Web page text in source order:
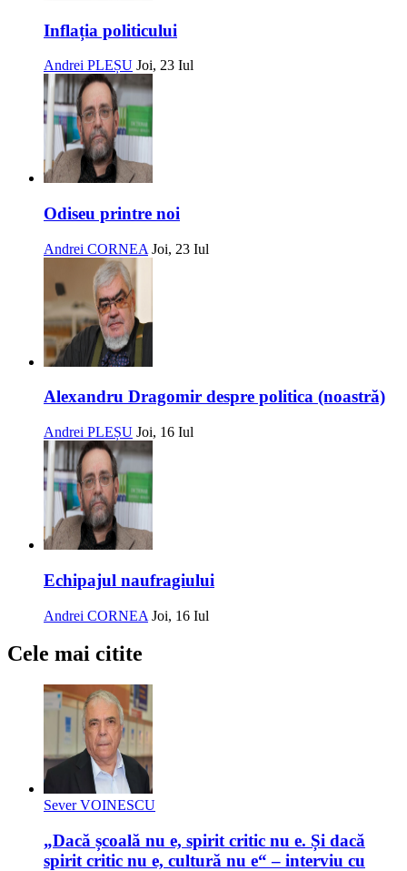
Inflația politicului
Andrei PLEȘU Joi, 23 Iul
Odiseu printre noi
Andrei CORNEA Joi, 23 Iul
Alexandru Dragomir despre politica (noastră)
Andrei PLEȘU Joi, 16 Iul
Echipajul naufragiului
Andrei CORNEA Joi, 16 Iul
Cele mai citite
Sever VOINESCU
„Dacă școală nu e, spirit critic nu e. Și dacă
spirit critic nu e, cultură nu e“ – interviu cu